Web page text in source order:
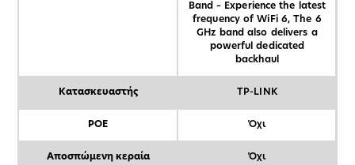
Band – Experience the latest
frequency of WiFi 6, The 6
GHz band also delivers a
powerful dedicated
backhaul
Κατασκευαστής TP-LINK
POE Όχι
Αποσπώμενη κεραία Όχι